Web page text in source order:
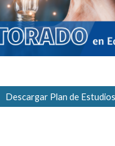
Descargar Plan de Estudios